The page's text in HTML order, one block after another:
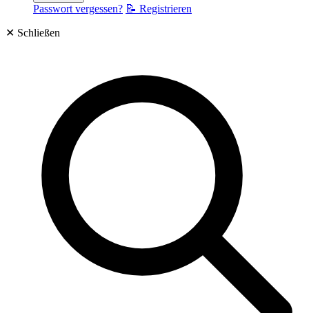
Passwort vergessen? 📝 Registrieren
✕ Schließen